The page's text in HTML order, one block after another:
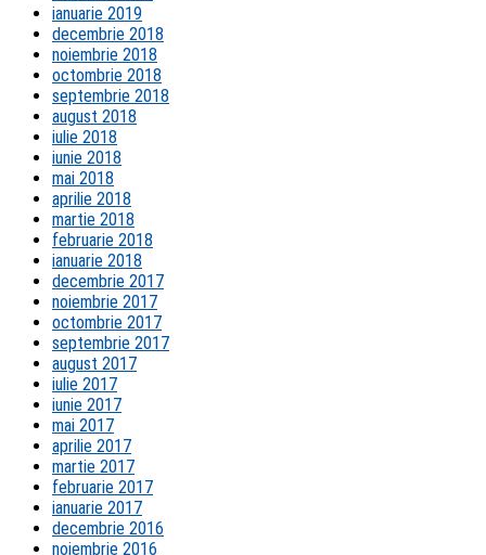
ianuarie 2019
decembrie 2018
noiembrie 2018
octombrie 2018
septembrie 2018
august 2018
iulie 2018
iunie 2018
mai 2018
aprilie 2018
martie 2018
februarie 2018
ianuarie 2018
decembrie 2017
noiembrie 2017
octombrie 2017
septembrie 2017
august 2017
iulie 2017
iunie 2017
mai 2017
aprilie 2017
martie 2017
februarie 2017
ianuarie 2017
decembrie 2016
noiembrie 2016